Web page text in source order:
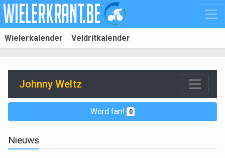
Wielerkalender Veldritkalender
Johnny Weltz
Word fan! 0
Nieuws